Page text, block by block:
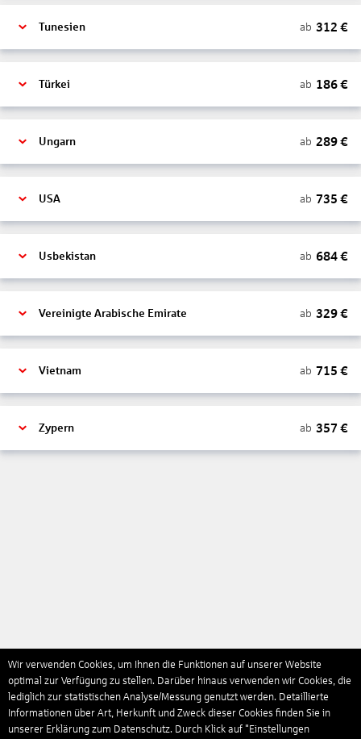
Tunesien ab 312 €
Türkei ab 186€
Ungarn ab 289€
USA ab 735 €
Usbekistan ab 684€
Vereinigte Arabische Emirate ab 329€
Vietnam ab 715 €
Zypern ab 357 €
Wir verwenden Cookies, um Ihnen die Funktionen auf unserer Website
optimal zur Verfügung zu stellen. Darüber hinaus verwenden wir Cookies, die
lediglich zur statistischen Analyse/Messung genutzt werden. Detaillierte
Informationen über Art, Herkunft und Zweck dieser Cookies finden Sie in
unserer Erklärung zum Datenschutz. Durch Klick auf "Einstellungen